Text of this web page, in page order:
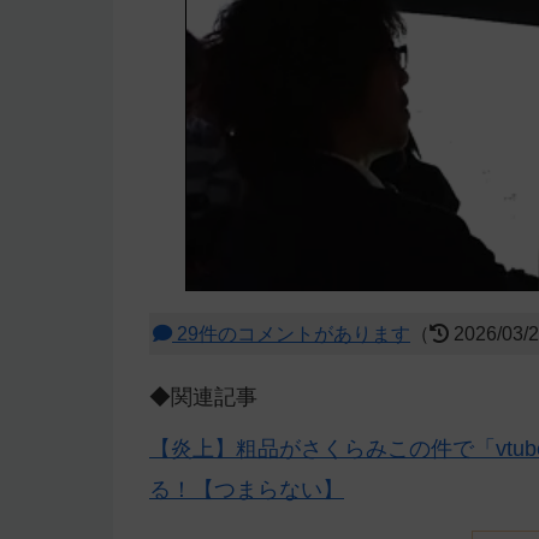
29件のコメントがあります （ 2026/03/
◆関連記事
【炎上】粗品がさくらみこの件で「
る！【つまらない】